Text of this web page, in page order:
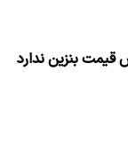
قیمت بنزین ندارد